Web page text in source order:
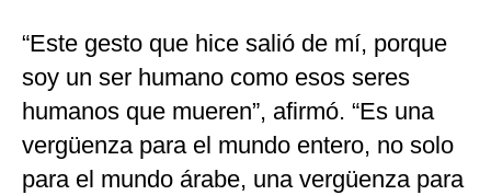
“Este gesto que hice salió de mí, porque
soy un ser humano como esos seres
humanos que mueren”, afirmó. “Es una
vergüenza para el mundo entero, no solo
para el mundo árabe, una vergüenza para